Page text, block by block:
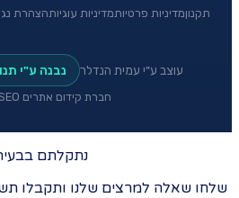
תקנוןמדיניות פרטיותמדיניות עוגיותהצהרת
עוצב ע"י עמית הנדלר נבנה ע"י
חברת קידום אתרים Avinu SEO
נתקלתם
שלחו שאלה למרצים שלנו ותקבלו